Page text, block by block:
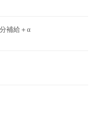
補給＋α